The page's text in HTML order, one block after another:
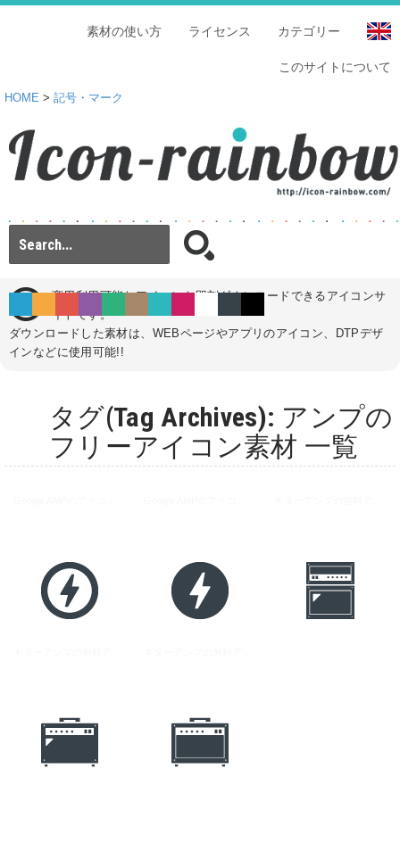
カテゴリー
ライセンス
素材の使い方
このサイトについて
HOME > 記号・マーク
商用利用可能なアイコンを即刻ダウンロードできるアイコンサ
イトです。
ダウンロードした素材は、WEBページやアプリのアイコン、DTPデザ
インなどに使用可能!!
タグ(Tag Archives): アンプの
フリーアイコン素材 一覧